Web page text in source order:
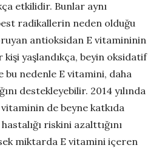
etkilidir. Bunlar aynı
radikallerin neden olduğu
antioksidan E vitamininin
kişi yaşlandıkça, beyin oksidatif
nedenle E vitamini, daha
destekleyebilir. 2014 yılında
de beyne katkıda
riskini azalttığını
miktarda E vitamini içeren